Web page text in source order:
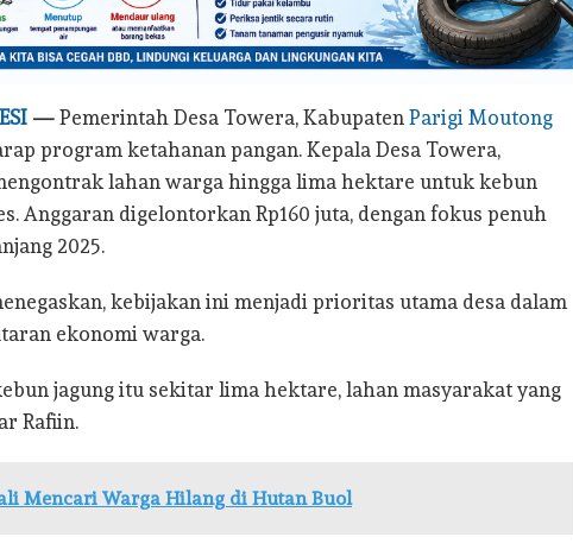
— Pemerintah Desa Towera, Kabupaten Parigi Moutong
program ketahanan pangan. Kepala Desa Towera,
lahan warga hingga lima hektare untuk kebun
Anggaran digelontorkan Rp160 juta, dengan fokus penuh
2025.
kebijakan ini menjadi prioritas utama desa dalam
ekonomi warga.
jagung itu sekitar lima hektare, lahan masyarakat yang
Rafiin.
Mencari Warga Hilang di Hutan Buol